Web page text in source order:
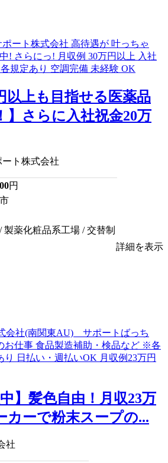
以上も目指せる医薬品
】さらに入社祝金20万
ト株式会社
円
製薬化粧品系工場 / 交替制
詳細を表示
中】髪色自由！月収23万
カーで粉末スープの...
社